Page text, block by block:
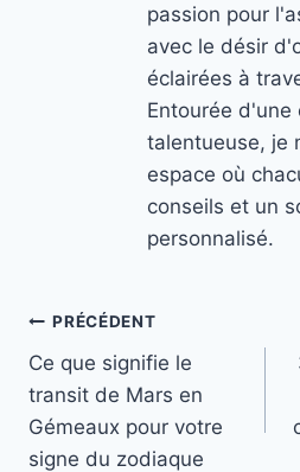
passion pour
avec le désir
éclairées à
Entourée d'une
talentueuse, je
espace où
conseils et un
personnalisé.
Navigation
de
l’article
PRÉCÉDENT
Ce que signifie le
transit de Mars en
Gémeaux pour votre
signe du zodiaque